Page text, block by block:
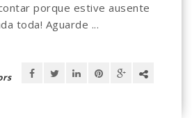
porque estive ausente
toda! Aguarde ...